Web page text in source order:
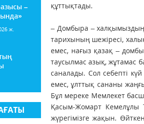
–
ж.
құттықтады.
– Домбыра – халқымыздың
тарихының шежіресі,
емес, нағыз қазақ –
таусылмас азық, жұтамас
саналады. Сол себепті
емес, ұлттық сананы
Бұл мереке Мемлекет
Қасым-Жомарт Кемелұлы
жүрегімізге жақын.